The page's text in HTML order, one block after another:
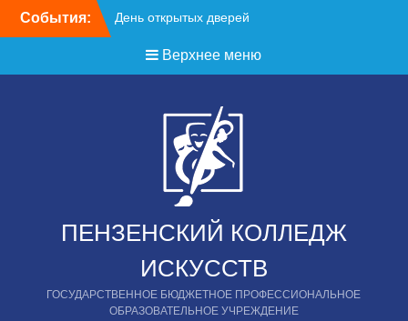
События: День открытых дверей
Верхнее меню
ПЕНЗЕНСКИЙ КОЛЛЕДЖ
ИСКУССТВ
ГОСУДАРСТВЕННОЕ БЮДЖЕТНОЕ ПРОФЕССИОНАЛЬНОЕ
ОБРАЗОВАТЕЛЬНОЕ УЧРЕЖДЕНИЕ